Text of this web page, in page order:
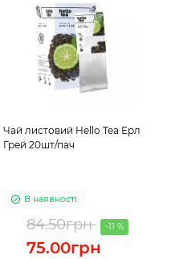
Чай листовий Hello Tea Ерл
Грей 20шт/пач
В наявності
84.50грн -11 %
75.00грн